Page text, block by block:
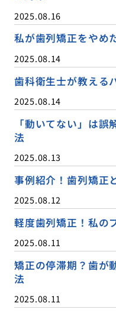
2025.08.16
私が歯列矯正をやめ
2025.08.14
歯科衛生士が教える
2025.08.14
「動いてない」は
法
2025.08.13
事例紹介！歯列矯正
2025.08.12
軽度歯列矯正！私の
2025.08.11
矯正の停滞期？歯が
法
2025.08.11